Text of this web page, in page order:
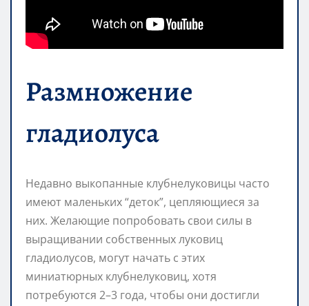
Размножение
гладиолуса
Недавно выкопанные клубнелуковицы часто
имеют маленьких “деток”, цепляющиеся за
них. Желающие попробовать свои силы в
выращивании собственных луковиц
гладиолусов, могут начать с этих
миниатюрных клубнелуковиц, хотя
потребуются 2–3 года, чтобы они достигли